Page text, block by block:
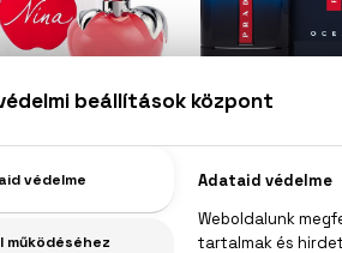
NINA RICCI PRADA
24.400 Ft -